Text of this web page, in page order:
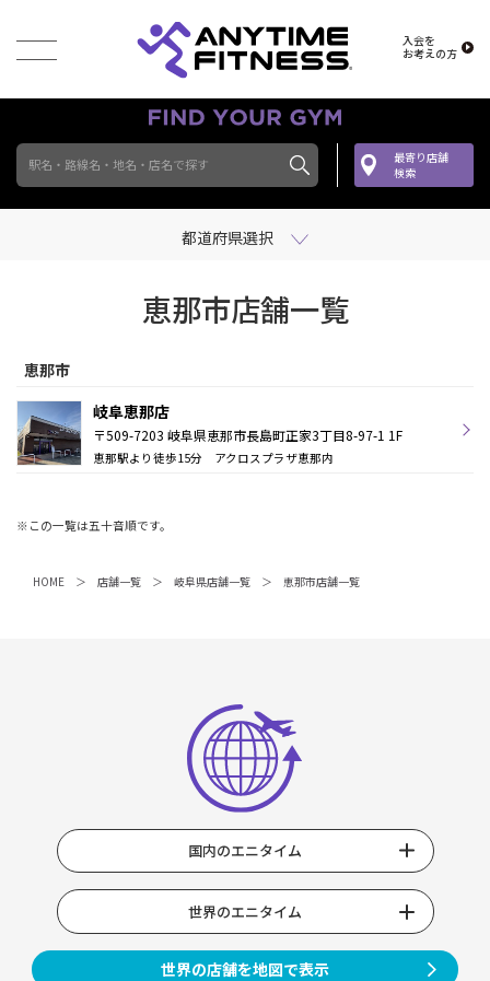
入会を
お考えの方
駅名・路線名・地名・店名で探す
最寄り店舗
検索
都道府県選択
恵那市店舗一覧
恵那市
岐阜恵那店
〒509-7203 岐阜県恵那市長島町正家3丁目8-97-1 1F
恵那駅より徒歩15分 アクロスプラザ恵那内
※この一覧は五十音順です。
HOME 店舗一覧 岐阜県店舗一覧 恵那市店舗一覧
国内のエニタイム
世界のエニタイム
世界の店舗を地図で表示